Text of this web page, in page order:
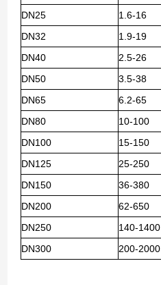
DN25
1.6-16
DN32
1.9-19
DN40
2.5-26
DN50
3.5-38
DN65
6.2-65
DN80
10-100
DN100
15-150
DN125
25-250
DN150
36-380
DN200
62-650
DN250
140-1400
DN300
200-2000